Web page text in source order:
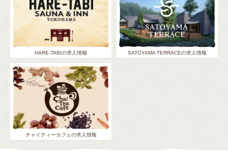
HARE-TABIの求人情報 SATOYAMA TERRACEの求人情報
チャイティーカフェの求人情報